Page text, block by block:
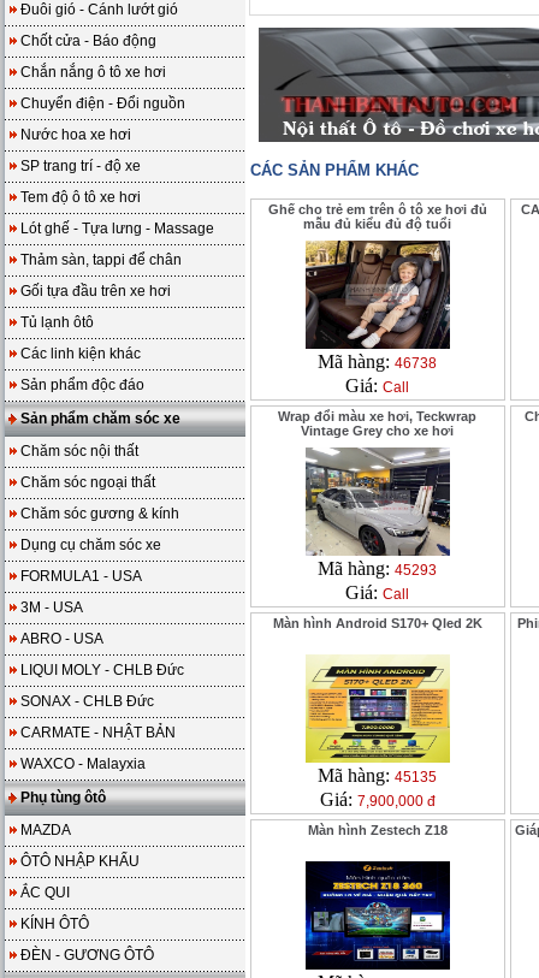
Đuôi gió - Cánh lướt gió
Chốt cửa - Báo động
Chắn nắng ô tô xe hơi
Chuyển điện - Đổi nguồn
Nước hoa xe hơi
SP trang trí - độ xe
Tem độ ô tô xe hơi
Lót ghế - Tựa lưng - Massage
Thảm sàn, tappi để chân
Gối tựa đầu trên xe hơi
Tủ lạnh ôtô
Các linh kiện khác
Sản phẩm độc đáo
Sản phẩm chăm sóc xe
Chăm sóc nội thất
Chăm sóc ngoại thất
Chăm sóc gương & kính
Dụng cụ chăm sóc xe
FORMULA1 - USA
3M - USA
ABRO - USA
LIQUI MOLY - CHLB Đức
SONAX - CHLB Đức
CARMATE - NHẬT BẢN
WAXCO - Malayxia
Phụ tùng ôtô
MAZDA
ÔTÔ NHẬP KHẨU
ẮC QUI
KÍNH ÔTÔ
ĐÈN - GƯƠNG ÔTÔ
CÁC SẢN PHẨM KHÁC
Ghế cho trẻ em trên ô tô xe hơi đủ
mẫu đủ kiểu đủ độ tuổi
Mã hàng:46738
Giá:Call
Wrap đổi màu xe hơi, Teckwrap
Vintage Grey cho xe hơi
Mã hàng:45293
Giá:Call
Màn hình Android S170+ Qled 2K
Mã hàng:45135
Giá: 7,900,000 đ
Màn hình Zestech Z18